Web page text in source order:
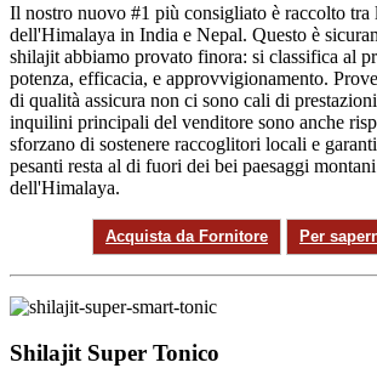
Il nostro nuovo #1 più consigliato è raccolto tra
dell'Himalaya in India e Nepal. Questo è
shilajit abbiamo provato finora: si classifica al
potenza, efficacia, e approvvigionamento.
di qualità assicura non ci sono cali di
inquilini principali del venditore sono anche
sforzano di sostenere raccoglitori locali e
pesanti resta al di fuori dei bei paesaggi
dell'Himalaya.
Acquista da Fornitore Per
Shilajit Super Tonico